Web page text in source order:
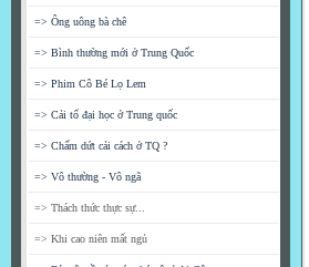
=> Ông uông bà chê
=> Bình thường mới ở Trung Quốc
=> Phim Cô Bé Lọ Lem
=> Cải tổ đại học ở Trung quốc
=> Chấm dứt cải cách ở TQ ?
=> Vô thường - Vô ngã
=> Thách thức thực sự...
=> Khi cao niên mất ngủ